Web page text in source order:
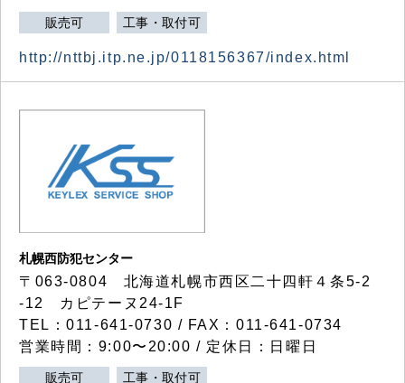
販売可 工事・取付可
http://nttbj.itp.ne.jp/0118156367/index.html
札幌西防犯センター
〒063-0804 北海道札幌市西区二十四軒４条5-2
-12 カピテーヌ24-1F
TEL：011-641-0730 / FAX：011-641-0734
営業時間：9:00〜20:00 / 定休日：日曜日
販売可 工事・取付可